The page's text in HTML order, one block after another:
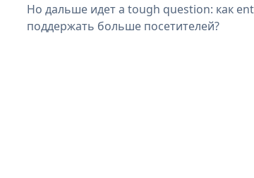
Но дальше идет a tough question: как
поддержать больше посетителей?